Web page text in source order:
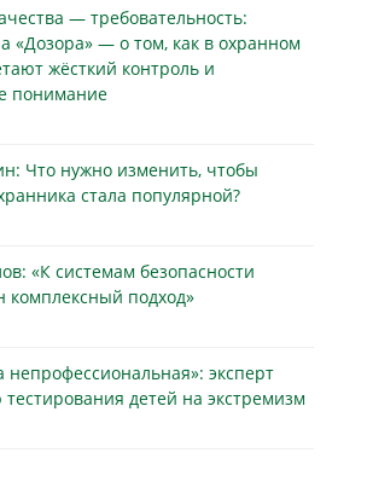
— требовательность:
«Дозора» — о том, как в охранном
жёсткий контроль и
понимание
Что нужно изменить, чтобы
стала популярной?
«К системам безопасности
комплексный подход»
эксперт
детей на экстремизм